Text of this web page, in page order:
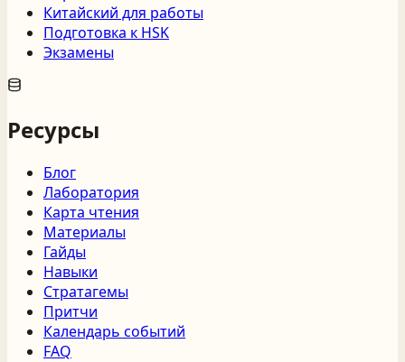
Китайский для работы
Подготовка к HSK
Экзамены
Ресурсы
Блог
Лаборатория
Карта чтения
Материалы
Гайды
Навыки
Стратагемы
Притчи
Календарь событий
FAQ